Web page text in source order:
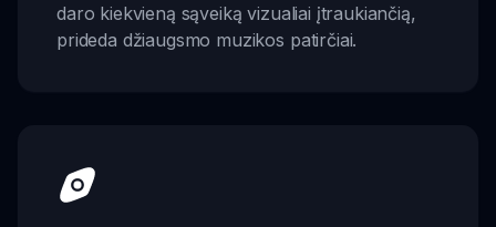
daro kiekvieną sąveiką vizualiai įtraukiančią,
prideda džiaugsmo muzikos patirčiai.